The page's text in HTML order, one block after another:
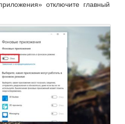
отключите главный